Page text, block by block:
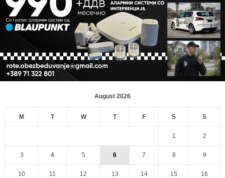
August 2026
M T W T F S S
1 2
3 4 5 6 7 8 9
10 11 12 13 14 15 16